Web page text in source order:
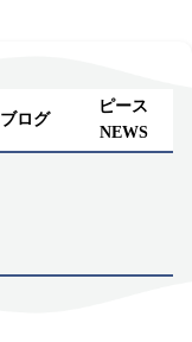
ブログ
ピース
NEWS